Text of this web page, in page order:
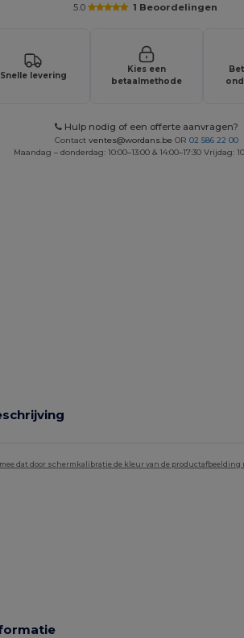
5.0 1 Beoordelingen
Snelle levering
Kies een
betaalmethode
Hulp nodig of een offerte aanvragen?
Contact ventes@wordans.be OR 02 586 22 00
Maandag – donderdag: 10:00–13:00 & 14:00–17:30 Vrijdag:
dat door schermkalibratie de kleur van de